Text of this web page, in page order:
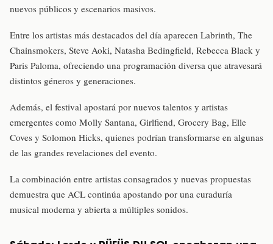
nuevos públicos y escenarios masivos.
Entre los artistas más destacados del día aparecen Labrinth, The
Chainsmokers, Steve Aoki, Natasha Bedingfield, Rebecca Black y
Paris Paloma, ofreciendo una programación diversa que atravesará
distintos géneros y generaciones.
Además, el festival apostará por nuevos talentos y artistas
emergentes como Molly Santana, Girlfiend, Grocery Bag, Elle
Coves y Solomon Hicks, quienes podrían transformarse en algunas
de las grandes revelaciones del evento.
La combinación entre artistas consagrados y nuevas propuestas
demuestra que ACL continúa apostando por una curaduría
musical moderna y abierta a múltiples sonidos.